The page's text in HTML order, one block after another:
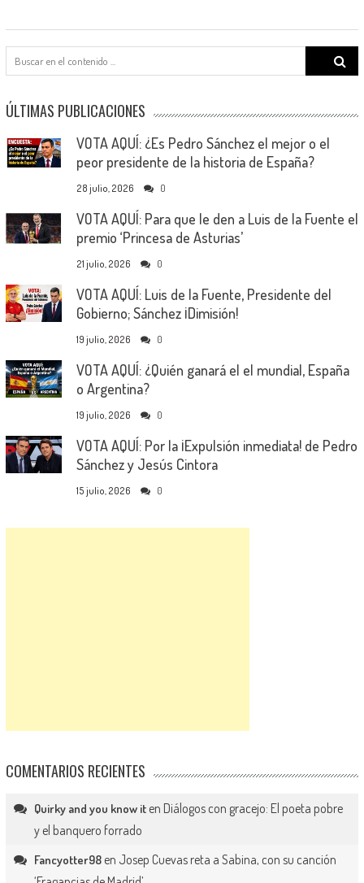
Search
for:
ÚLTIMAS PUBLICACIONES
VOTA AQUÍ: ¿Es Pedro Sánchez el mejor o el
peor presidente de la historia de España?
28 julio, 2026 0
VOTA AQUÍ: Para que le den a Luis de la Fuente el
premio ‘Princesa de Asturias’
21 julio, 2026 0
VOTA AQUÍ: Luis de la Fuente, Presidente del
Gobierno; Sánchez ¡Dimisión!
19 julio, 2026 0
VOTA AQUÍ: ¿Quién ganará el el mundial, España
o Argentina?
19 julio, 2026 0
VOTA AQUÍ: Por la ¡Expulsión inmediata! de Pedro
Sánchez y Jesús Cintora
15 julio, 2026 0
COMENTARIOS RECIENTES
Quirky and you know iten Diálogos con gracejo: El poeta pobre
y el banquero forrado
Fancyotter98en Josep Cuevas reta a Sabina, con su canción